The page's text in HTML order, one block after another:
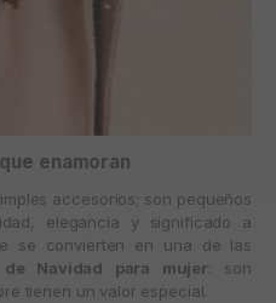
enamoran
accesorios; son pequeños
elegancia y significado a
se convierten en una de las
Navidad para mujer: son
tienen un valor especial.